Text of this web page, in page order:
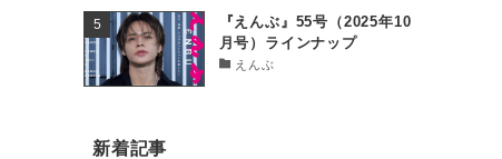
『えんぶ』55号（2025年10
月号）ラインナップ
えんぶ
新着記事